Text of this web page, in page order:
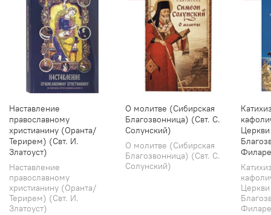
Наставление
православному
христианину (Оранта/
Терирем) (Свт. И.
Златоуст)
Наставление
православному
христианину (Оранта/
Терирем) (Свт. И.
Златоуст)
О молитве (Сибирская
Благозвонница) (Свт. С.
Солунский)
О молитве (Сибирская
Благозвонница) (Свт. С.
Солунский)